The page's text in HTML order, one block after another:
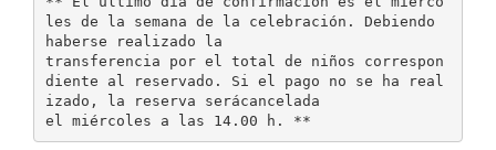
les de la semana de la celebración. Debiendo
haberse realizado la
transferencia por el total de niños correspon
diente al reservado. Si el pago no se ha real
izado, la reserva serácancelada